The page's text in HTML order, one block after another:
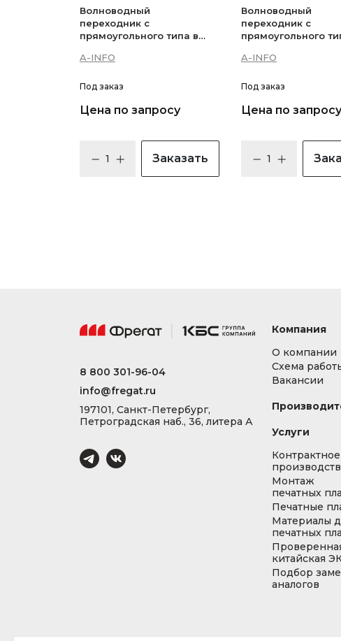
Волноводный
переходник с
прямоугольного типа в
неперекрывающихся
25.4_Cu
A-INFO
Под заказ
Цена по запросу
Заказать
Волноводный
переходник с
прямоугольного
27.9_Cu
A-INFO
Под заказ
Цена по
8 800 301-96-04
info@fregat.ru
197101, Санкт-Петербург,
Петроградская наб., 36, литера А
Компания
О компании
Схема
Вакансии
Услуги
Контрактное
Монтаж
печатных
Печатные
Материалы
печатных
китайская
Подбор
аналогов